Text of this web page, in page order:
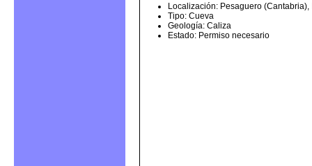
Localización: Pesaguero (Cantabria),
Tipo: Cueva
Geología: Caliza
Estado: Permiso necesario